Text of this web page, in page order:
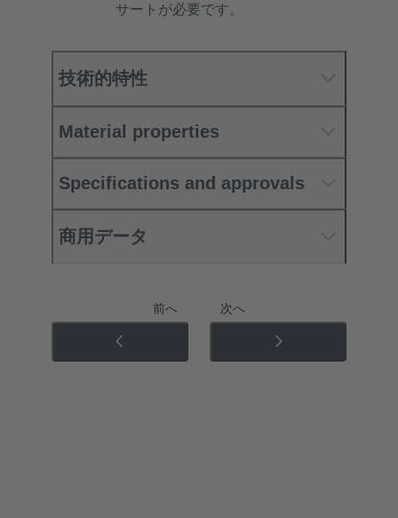
サートが必要です。
技術的特性
Material properties
Specifications and approvals
商用データ
前へ 次へ